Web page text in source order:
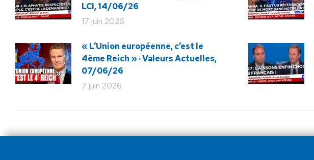
LCI, 14/06/26
17 juin 2026
« L’Union européenne, c’est le
4ème Reich » · Valeurs Actuelles,
07/06/26
7 juin 2026